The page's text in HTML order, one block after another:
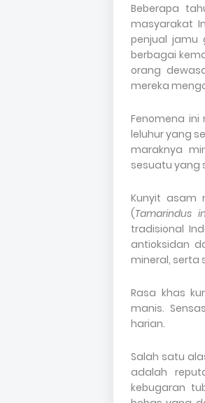
Beberapa
masyarakat
penjual jamu
berbagai
orang
mereka
Fenomena
leluhur yang
maraknya
sesuatu yang
Kunyit asam
(Tamarindus
tradisional
antioksidan
mineral, serta
Rasa khas
manis.
harian.
Salah satu
adalah
kebugaran